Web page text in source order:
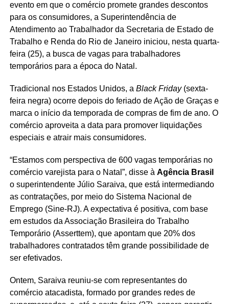
evento em que o comércio promete grandes descontos
para os consumidores, a Superintendência de
Atendimento ao Trabalhador da Secretaria de Estado de
Trabalho e Renda do Rio de Janeiro iniciou, nesta quarta-
feira (25), a busca de vagas para trabalhadores
temporários para a época do Natal.
Tradicional nos Estados Unidos, a Black Friday(sexta-
feira negra) ocorre depois do feriado de Ação de Graças e
marca o início da temporada de compras de fim de ano. O
comércio aproveita a data para promover liquidações
especiais e atrair mais consumidores.
“Estamos com perspectiva de 600 vagas temporárias no
comércio varejista para o Natal”, disse à Agência Brasil
o superintendente Júlio Saraiva, que está intermediando
as contratações, por meio do Sistema Nacional de
Emprego (Sine-RJ). A expectativa é positiva, com base
em estudos da Associação Brasileira do Trabalho
Temporário (Asserttem), que apontam que 20% dos
trabalhadores contratados têm grande possibilidade de
ser efetivados.
Ontem, Saraiva reuniu-se com representantes do
comércio atacadista, formado por grandes redes de